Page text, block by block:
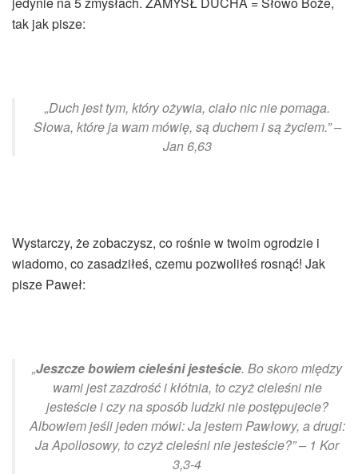
tak jak pisze:
„Duch jest tym, który ożywia, ciało nic nie pomaga.
Słowa, które ja wam mówię, są duchem i są życiem.” –
Jan 6,63
Wystarczy, że zobaczysz, co rośnie w twoim ogrodzie i
wiadomo, co zasadziłeś, czemu pozwoliłeś rosnąć! Jak
pisze Paweł:
„Jeszcze bowiem cieleśni jesteście. Bo skoro między
wami jest zazdrość i kłótnia, to czyż cieleśni nie
jesteście i czy na sposób ludzki nie postępujecie?
Albowiem jeśli jeden mówi: Ja jestem Pawłowy, a drugi:
Ja Apollosowy, to czyż cieleśni nie jesteście?” – 1 Kor
3,3-4